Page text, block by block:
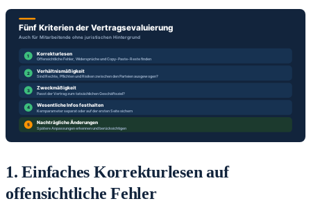
1. Einfaches Korrekturlesen auf
offensichtliche Fehler